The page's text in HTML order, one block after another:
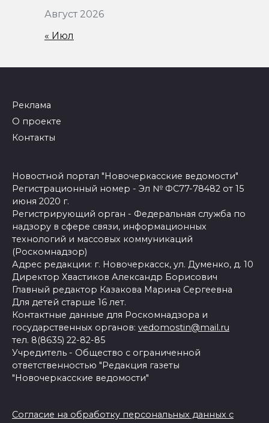
Август 2026
« Июл
Реклама
О проекте
Контакты
Новостной портал "Новочеркасские ведомости"
Регистрационный номер - Эл № ФС77-78482 от 15
июня 2020 г.
Регистрирующий орган - Федеральная служба по
надзору в сфере связи, информационных
технологий и массовых коммуникаций
(Роскомнадзор)
Адрес редакции: г. Новочеркасск, ул. Думенко, д. 10
Директор Хвастиков Александр Борисович
Главный редактор Казакова Марина Сергеевна
Для детей старше 16 лет.
Контактные данные для Роскомнадзора и
государственных органов: vedomostin@mail.ru
тел. 8(8635) 22-82-85
Учредитель - Общество с ограниченной
ответственностью "Редакция газеты
"Новочеркасские ведомости"
Согласие на обработку персональных данных с